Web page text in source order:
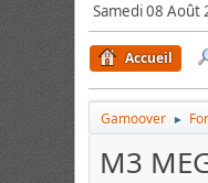
Samedi 08 Août
Accueil
Gamoover ►
M3